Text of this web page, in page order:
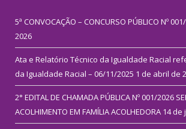
5ª CONVOCAÇÃO – CONCURSO PÚBLICO Nº
2026
Ata e Relatório Técnico da Igualdade Racial
da Igualdade Racial – 06/11/2025 1 de abril de
2° EDITAL DE CHAMADA PÚBLICA Nº 001/2026
ACOLHIMENTO EM FAMÍLIA ACOLHEDORA 14 de